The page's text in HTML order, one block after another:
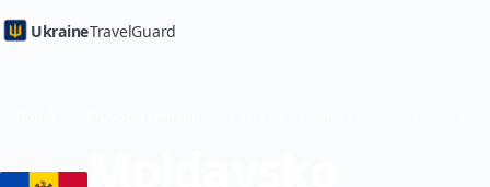
UkraineTravelGuard